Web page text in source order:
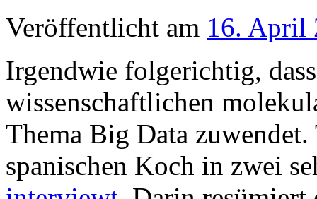
Veröffentlicht am 16. April
Irgendwie folgerichtig,
wissenschaftlichen
Thema Big Data
spanischen Koch in zwei